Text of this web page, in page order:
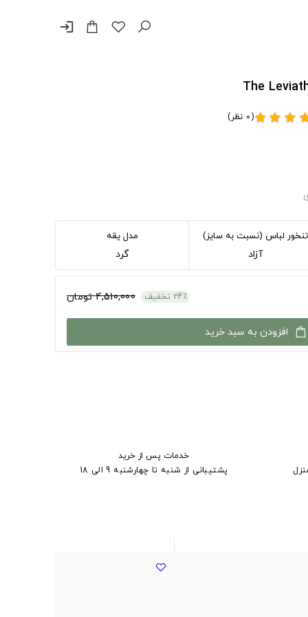
login
star
star
star(0 نظر)
تنخور لباس (نسبت به سایز)
آزاد
مدل یقه
گرد
24٪ تخفیف 4,510,000 تومان
افزودن به سبد خرید
خدمات پس از خرید
پشتیبانی از شنبه تا چهارشنبه 9 الی 18